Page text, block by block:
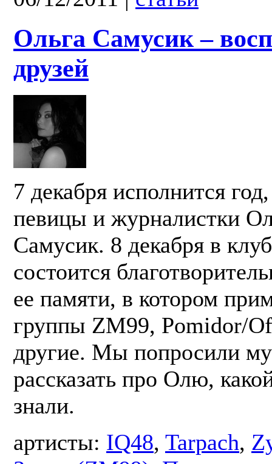
Ольга Самусик –
друзей
7 декабря исполнится
певицы и журналистки
Самусик. 8 декабря в
состоится
ее памяти, в котором
группы ZM99, Pomidor/
другие. Мы попросили
рассказать про Олю,
знали.
артисты: IQ48, Tarpach,